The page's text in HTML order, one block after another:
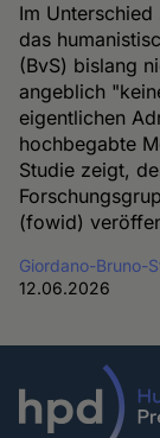
Im
das
(BvS) bislang
angeblich
eigentlichen
hochbegabte
Studie zeigt,
(fowid)
Giordano-Bruno-
12.06.2026